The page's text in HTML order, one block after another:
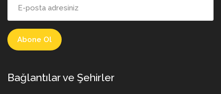
Bağlantılar ve Şehirler